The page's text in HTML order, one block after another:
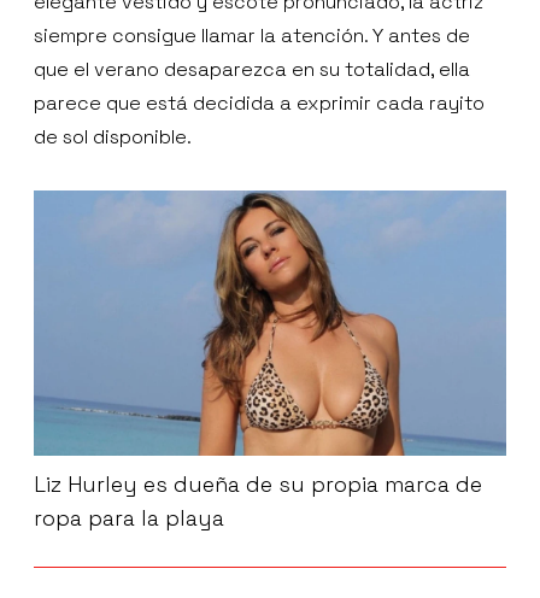
siempre consigue llamar la atención. Y antes de
que el verano desaparezca en su totalidad, ella
parece que está decidida a exprimir cada rayito
de sol disponible.
Liz Hurley es dueña de su propia marca de
ropa para la playa